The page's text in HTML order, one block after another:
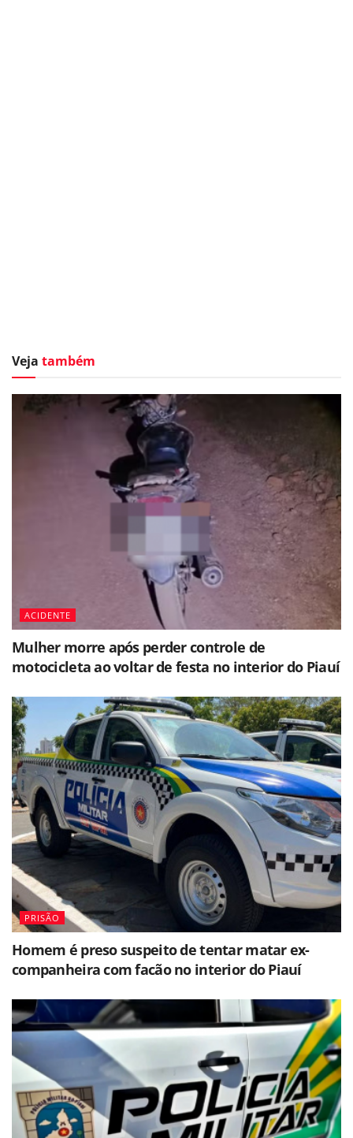
Veja também
ACIDENTE
Mulher morre após perder controle de
motocicleta ao voltar de festa no interior do Piauí
PRISÃO
Homem é preso suspeito de tentar matar ex-
companheira com facão no interior do Piauí